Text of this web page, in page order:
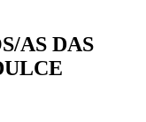
AS DAS